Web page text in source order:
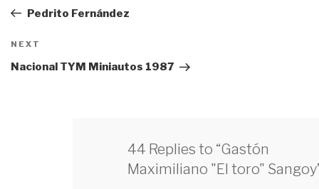
PostPedrito Fernández
Next
Post
NEXT
Nacional TYM Miniautos 1987
44 Replies to “Gastón
Maximiliano "El toro"